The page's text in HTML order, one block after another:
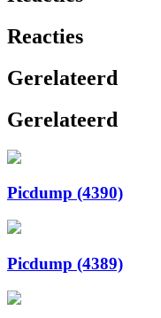
Reacties
Gerelateerd
Gerelateerd
Picdump (4390)
Picdump (4389)